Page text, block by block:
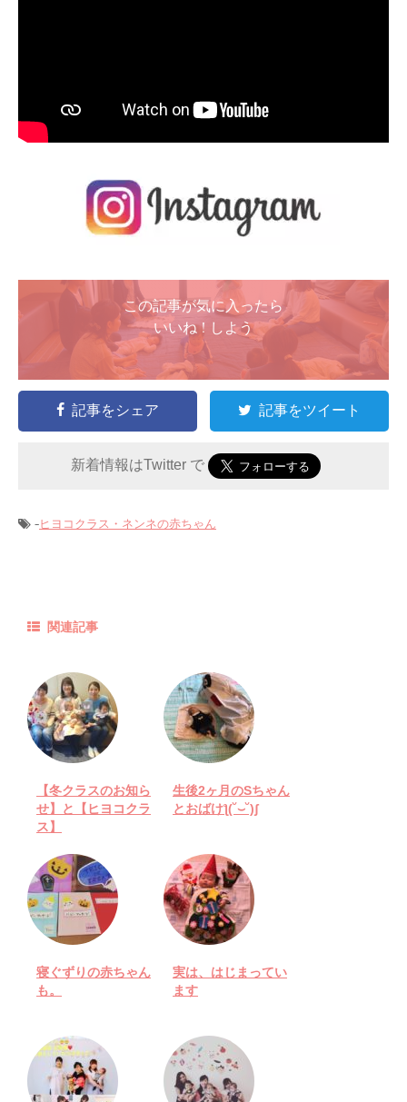
この記事が気に入ったら
いいね ! しよう
記事をシェア 記事をツイート
新着情報はTwitter で
-ヒヨコクラス・ネンネの赤ちゃん
関連記事
【冬クラスのお知ら
せ】と【ヒヨコクラ
ス】
生後2ヶ月のSちゃん
とおばけƪ(˘⌣˘)ʃ
寝ぐずりの赤ちゃん
も。
実は、はじまってい
ます